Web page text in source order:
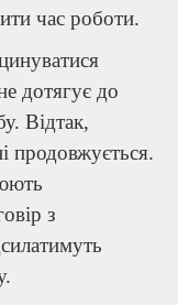
час роботи.
дотягує до
Відтак,
продовжується.
з